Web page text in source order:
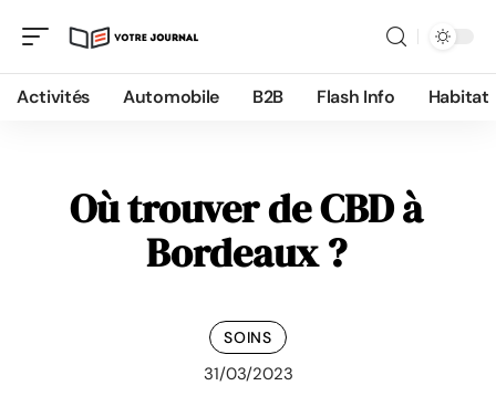
Activités Automobile B2B Flash Info Habitat
Où trouver de CBD à
Bordeaux ?
SOINS
31/03/2023